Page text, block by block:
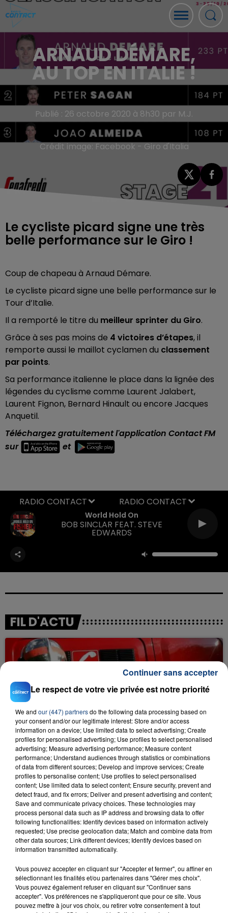
ARNAUD DÉMARE,
AU TOP EN ITALIE !
Publié : 26 octobre 2020 à 8h30 par M.J.
Crédit image:Facebook - Giro d'Italia
Le cycliste picard signe une très
belle performance sur le Giro !
Coup de chapeau à Arnaud Démare.
Le cycliste picard signe une belle performance sur le
Tour d’Italie.
Il a remporté le titre du meilleur sprinter du Giro.
Grâce à ses pas moins de 4 victoires d’étapes, il
remporte aussi le maillot cyclamen du classement
par points.
Sa performance italienne le place dans la lignée des
légendes du cyclisme comme Laurent Jalabert,
Laurent Fignon, Bernard Hinault ou encore Jacques
Anquetil.
Téléchargez gratuitement l'application Contact FM
sur
et
World Hold On
BOB SINCLAR FEAT. STEVE
EDWARDS
RADIO CONTACT
FIL D'ACTU
23 juillet 2026
INCENDIE MORTEL À LENS : UNE FEMME ET
SON BÉBÉ ENTRE LA VIE ET LA...
Un homme s'est immolé par le feu après avoir
aspergé sa compagne et leur bébé de trois mois
d'un liquide inflammable.
20 juillet 2026
OPÉRER DE LA CHEVILLE RESSORT DE LA...
La famille a porté plainte contre la clinique qui a
reconnu sa responsabilité et présenté ses
excuses.
Le respect de votre vie privée est notre priorité
We and our (447) partnersdo the following data processing based on
your consent and/or our legitimate interest: Store and/or access
information on a device; Use limited data to select advertising; Create
profiles for personalised advertising; Use profiles to select personalised
advertising; Measure advertising performance; Measure content
performance; Understand audiences through statistics or combinations
of data from different sources; Develop and improve services; Create
profiles to personalise content; Use profiles to select personalised
content; Use limited data to select content; Ensure security, prevent and
detect fraud, and fix errors; Deliver and present advertising and content;
Save and communicate privacy choices. These technologies may
process personal data such as IP address and browsing data to offer
following functionalities: Identify devices based on information actively
requested; Use precise geolocation data; Match and combine data from
other data sources; Link different devices; Identify devices based on
information transmitted automatically.
Vous pouvez accepter en cliquant sur "Accepter et fermer", ou affiner en
sélectionnant les finalités et/ou partenaires dans "Gérer mes choix".
Vous pouvez également refuser en cliquant sur "Continuer sans
accepter". Vos préférences ne s'appliqueront que pour ce site. Vous
pouvez mettre à jour vos choix, ou retirer votre consentement à tout
Continuer sans accepter